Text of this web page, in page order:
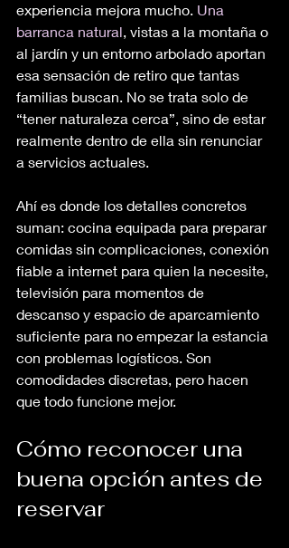
experiencia mejora mucho. Una
barranca natural, vistas a la montaña o
al jardín y un entorno arbolado aportan
esa sensación de retiro que tantas
familias buscan. No se trata solo de
“tener naturaleza cerca”, sino de estar
realmente dentro de ella sin renunciar
a servicios actuales.
Ahí es donde los detalles concretos
suman: cocina equipada para preparar
comidas sin complicaciones, conexión
fiable a internet para quien la necesite,
televisión para momentos de
descanso y espacio de aparcamiento
suficiente para no empezar la estancia
con problemas logísticos. Son
comodidades discretas, pero hacen
que todo funcione mejor.
Cómo reconocer una
buena opción antes de
reservar